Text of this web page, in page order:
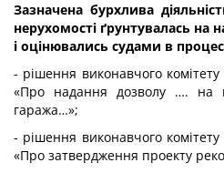
Зазначена бурхлива
нерухомості ґрунтувалась на
і оцінювались судами в
- рішення виконавчого комітету
«Про надання дозволу …. на
гаража…»;
- рішення виконавчого комітету
«Про затвердження проекту